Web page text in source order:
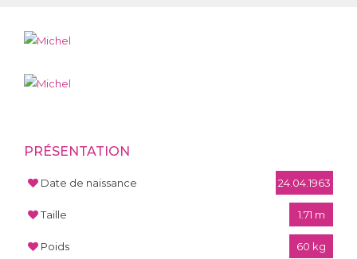
PRÉSENTATION
Date de naissance 24.04.1963
Taille 1.71 m
Poids 60 kg